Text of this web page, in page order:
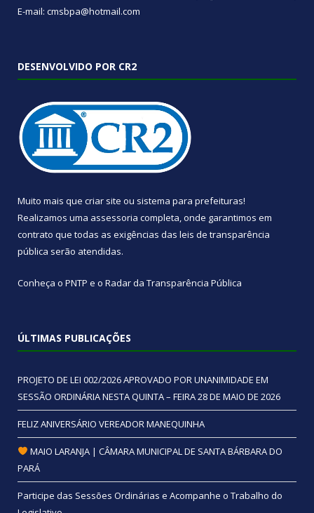
E-mail: cmsbpa@hotmail.com
DESENVOLVIDO POR CR2
Muito mais que criar site ou sistema para prefeituras!
Realizamos uma assessoria completa, onde garantimos em
contrato que todas as exigências das leis de transparência
pública serão atendidas.
Conheça o PNTP e o Radar da Transparência Pública
ÚLTIMAS PUBLICAÇÕES
PROJETO DE LEI 002/2026 APROVADO POR UNANIMIDADE EM
SESSÃO ORDINÁRIA NESTA QUINTA – FEIRA 28 DE MAIO DE 2026
FELIZ ANIVERSÁRIO VEREADOR MANEQUINHA
MAIO LARANJA | CÂMARA MUNICIPAL DE SANTA BÁRBARA DO
PARÁ
Participe das Sessões Ordinárias e Acompanhe o Trabalho do